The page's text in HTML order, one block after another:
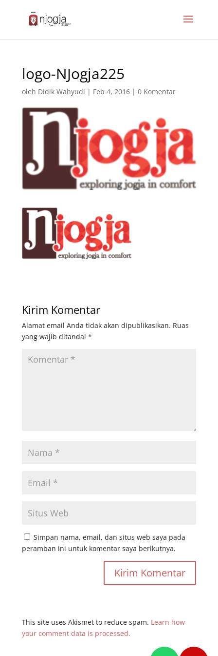
logo-NJogja225
oleh Didik Wahyudi | Feb 4, 2016| 0 Komentar
Kirim Komentar
Alamat email Anda tidak akan dipublikasikan. Ruas
yang wajib ditandai *
Simpan nama, email, dan situs web saya pada
peramban ini untuk komentar saya berikutnya.
This site uses Akismet to reduce spam. Learn how
your comment data is processed.